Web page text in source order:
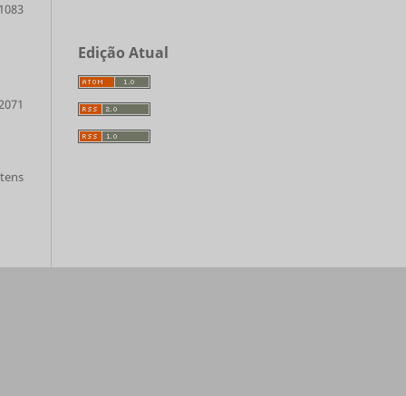
Edição Atual